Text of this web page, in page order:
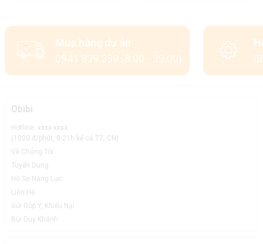
Mua hàng dự án
0941 339 339 (8:00 - 20:00)
Obibi
Hotline: xxxx-xxxx
(1000 đ/phút, 8-21h kể cả T7, CN)
Về Chúng Tôi
Tuyển Dụng
Hồ Sơ Năng Lực
Liên Hệ
Gửi Góp Ý, Khiếu Nại
Bùi Duy Khánh